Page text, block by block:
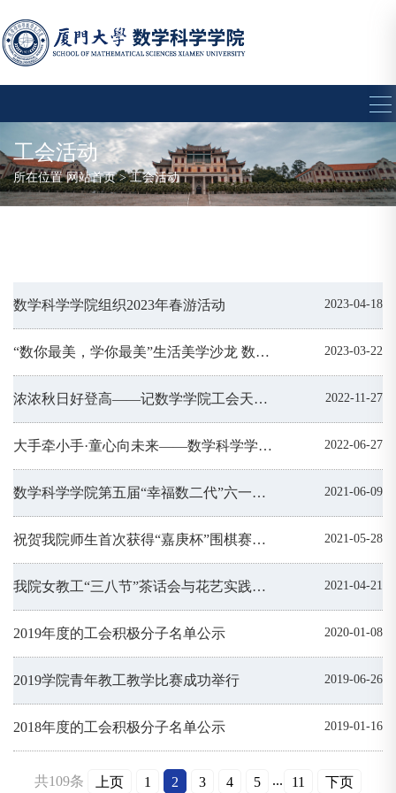
工会活动
所在位置网站首页>工会活动
数学科学学院组织2023年春游活动 2023-04-18
“数你最美，学你最美”生活美学沙龙 数学科学学院举行庆祝“三八”国际妇女节主题活动 2023-03-22
浓浓秋日好登高——记数学学院工会天竺山秋游 2022-11-27
大手牵小手·童心向未来——数学科学学院第六届“幸福数二代”亲子活动圆满举行 2022-06-27
数学科学学院第五届“幸福数二代”六一亲子活动圆满举行 2021-06-09
祝贺我院师生首次获得“嘉庚杯”围棋赛团体冠军 2021-05-28
我院女教工“三八节”茶话会与花艺实践活动 2021-04-21
2019年度的工会积极分子名单公示 2020-01-08
2019学院青年教工教学比赛成功举行 2019-06-26
2018年度的工会积极分子名单公示 2019-01-16
共109条 上页 1 2 3 4 5 ... 11 下页